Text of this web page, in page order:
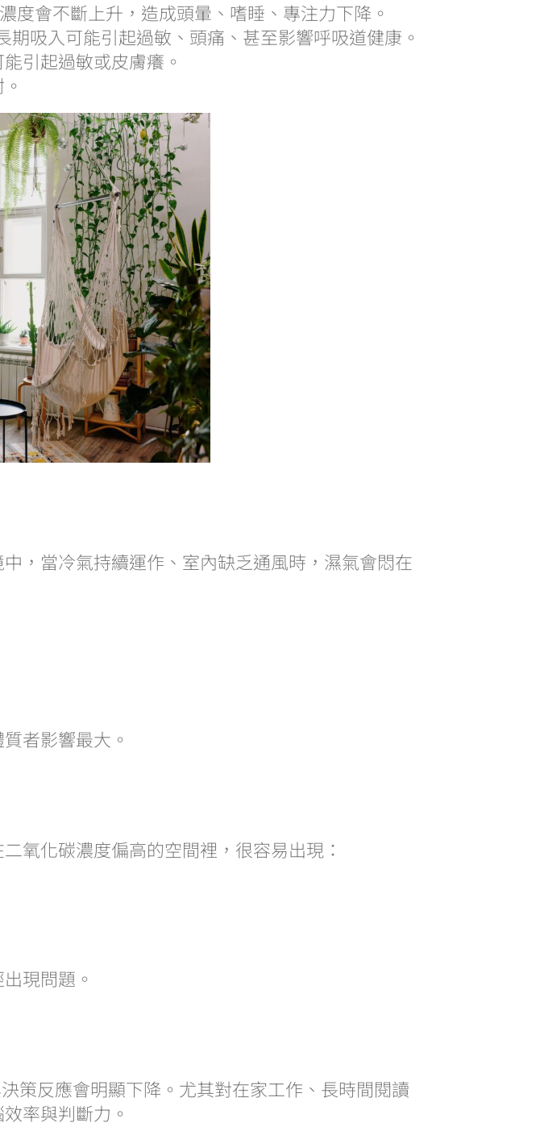
度會不斷上升，造成頭暈、嗜睡、專注力下降。
吸入可能引起過敏、頭痛、甚至影響呼吸道健康。
引起過敏或皮膚癢。
，當冷氣持續運作、室內缺乏通風時，濕氣會悶在
者影響最大。
氧化碳濃度偏高的空間裡，很容易出現：
現問題。
策反應會明顯下降。尤其對在家工作、長時間閱讀
率與判斷力。